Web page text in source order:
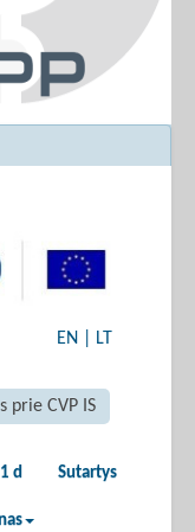
EN LT
prie CVP IS
d Sutartys